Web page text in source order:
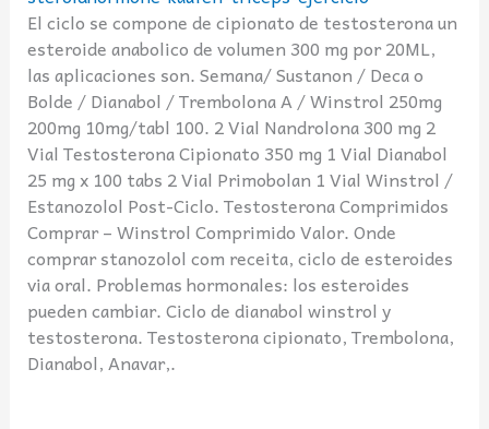
El ciclo se compone de cipionato de testosterona un
esteroide anabolico de volumen 300 mg por 20ML,
las aplicaciones son. Semana/ Sustanon / Deca o
Bolde / Dianabol / Trembolona A / Winstrol 250mg
200mg 10mg/tabl 100. 2 Vial Nandrolona 300 mg 2
Vial Testosterona Cipionato 350 mg 1 Vial Dianabol
25 mg x 100 tabs 2 Vial Primobolan 1 Vial Winstrol /
Estanozolol Post-Ciclo. Testosterona Comprimidos
Comprar – Winstrol Comprimido Valor. Onde
comprar stanozolol com receita, ciclo de esteroides
via oral. Problemas hormonales: los esteroides
pueden cambiar. Ciclo de dianabol winstrol y
testosterona. Testosterona cipionato, Trembolona,
Dianabol, Anavar,.